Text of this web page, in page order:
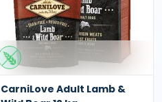
CarniLove Adult Lamb &